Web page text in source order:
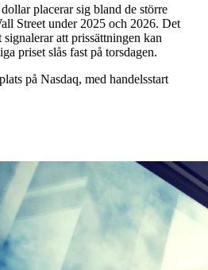
placerar sig bland de större
Street under 2025 och 2026. Det
att prissättningen kan
priset slås fast på torsdagen.
på Nasdaq, med handelsstart